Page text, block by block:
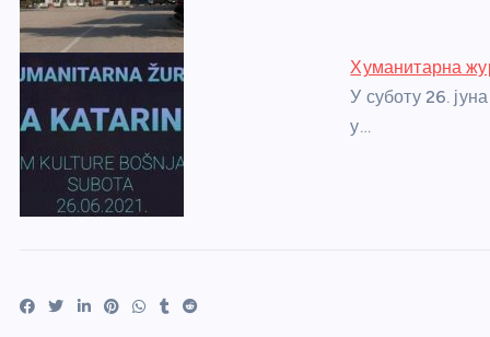
Хуманитарна
У суботу 26.
у…